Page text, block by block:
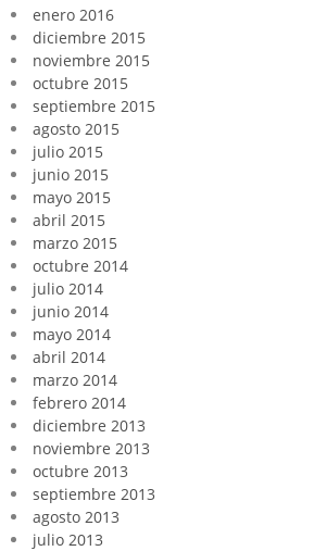
enero 2016
diciembre 2015
noviembre 2015
octubre 2015
septiembre 2015
agosto 2015
julio 2015
junio 2015
mayo 2015
abril 2015
marzo 2015
octubre 2014
julio 2014
junio 2014
mayo 2014
abril 2014
marzo 2014
febrero 2014
diciembre 2013
noviembre 2013
octubre 2013
septiembre 2013
agosto 2013
julio 2013